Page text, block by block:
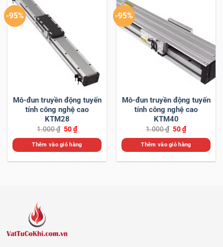
-95%
Mô-đun truyền động tuyến
tính công nghệ cao
KTM28
1.000₫ Giá
gốc
là:
1.000 ₫.
50₫Giá
hiện
là:
50 ₫.
Thêm vào giỏ hàng
-95%
Mô-đun truyền động tuyến
tính công nghệ cao
KTM40
1.000₫ Giá
gốc
là:
1.000 ₫.
50₫Giá
hiện
là:
50 ₫.
Thêm vào giỏ hàng